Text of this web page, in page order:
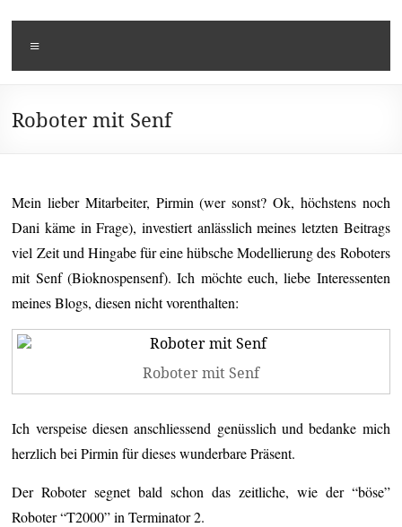
Inhalt
springenKusi's
Tagebuch
Carpe
Diem
Roboter mit Senf
Mein lieber Mitarbeiter, Pirmin (wer sonst? Ok, höchstens noch
Dani käme in Frage), investiert anlässlich meines letzten Beitrags
viel Zeit und Hingabe für eine hübsche Modellierung des Roboters
mit Senf (Bioknospensenf). Ich möchte euch, liebe Interessenten
meines Blogs, diesen nicht vorenthalten:
Roboter mit Senf
Ich verspeise diesen anschliessend genüsslich und bedanke mich
herzlich bei Pirmin für dieses wunderbare Präsent.
Der Roboter segnet bald schon das zeitliche, wie der “böse”
Roboter “T2000” in Terminator 2.